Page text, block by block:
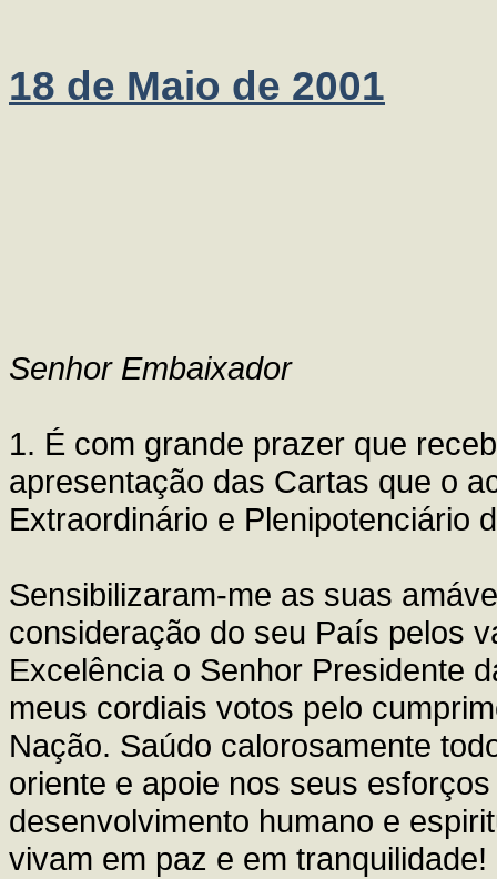
18 de Maio de 2001
Senhor Embaixador
1. É com grande prazer que
apresentação das Cartas que o
Extraordinário e Plenipotenciário
Sensibilizaram-me as suas
consideração do seu País pelos
Excelência o Senhor Presidente
meus cordiais votos pelo
Nação. Saúdo calorosamente
oriente e apoie nos seus
desenvolvimento humano e
vivam em paz e em tranquilidade!